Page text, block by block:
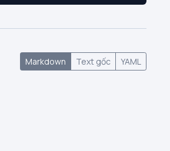
Markdown Text gốc YAML